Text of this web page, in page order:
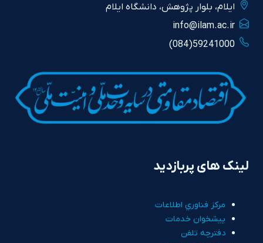
ايلام، بلوار پژوهش، دانشگاه ايلام
info@ilam.ac.ir
59241000(084)
لینک های پربازدید
مرکز فناوري اطلاعات
پيشخوان خدمات
دفترچه تلفن